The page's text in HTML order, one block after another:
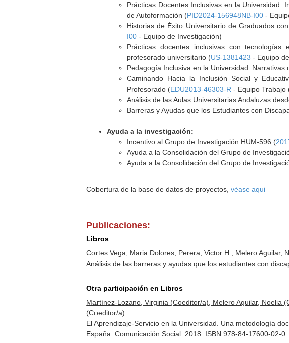
Prácticas Docentes Inclusivas en la Universidad:
de Autoformación (PID2024-156948NB-I00 -
Historias de Éxito Universitario de Graduados
I00 - Equipo de Investigación)
Prácticas docentes inclusivas con
profesorado universitario (US-1381423 - Equipo
Pedagogía Inclusiva en la Universidad: Narrativas
Caminando Hacia la Inclusión Social y
Profesorado (EDU2013-46303-R - Equipo Trabajo
Análisis de las Aulas Universitarias Andaluzas
Barreras y Ayudas que los Estudiantes con
Ayuda a la investigación:
Incentivo al Grupo de Investigación HUM-596 (
Ayuda a la Consolidación del Grupo de
Ayuda a la Consolidación del Grupo de
Cobertura de la base de datos de proyectos,véase aqui
Publicaciones:
Libros
Cortes Vega, Maria Dolores, Perera, Victor H., Melero Aguilar,
Análisis de las barreras y ayudas que los estudiantes con
Otra participación en Libros
Martínez-Lozano, Virginia (Coeditor/a), Melero Aguilar, Noelia
(Coeditor/a):
El Aprendizaje-Servicio en la Universidad. Una metodología
España. Comunicación Social. 2018. ISBN 978-84-17600-02-0